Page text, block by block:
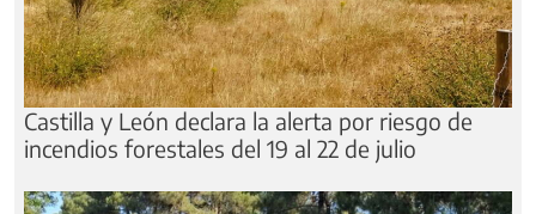
Castilla y León declara la alerta por riesgo de
incendios forestales del 19 al 22 de julio